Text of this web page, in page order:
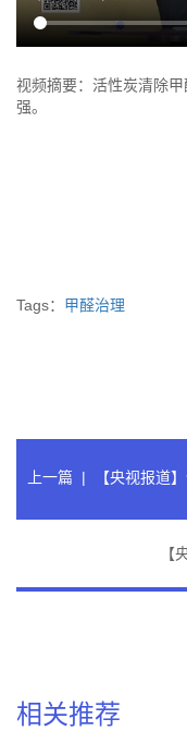
视频摘要：活性炭清除
强。
Tags： 甲醛治理
上一篇 | 【央视报道
【
相关推荐